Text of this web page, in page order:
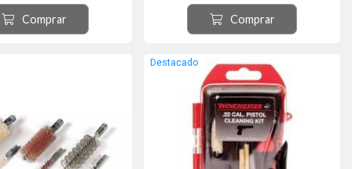
Comprar
bronce en 2 tramos + 4 cepillos de
bronce en calibres: .22, .45, .40 y
.357/.38/.9mm + 1 tip de bronce pasa-
almacenar todas las piezas.
Comprar
Destacado